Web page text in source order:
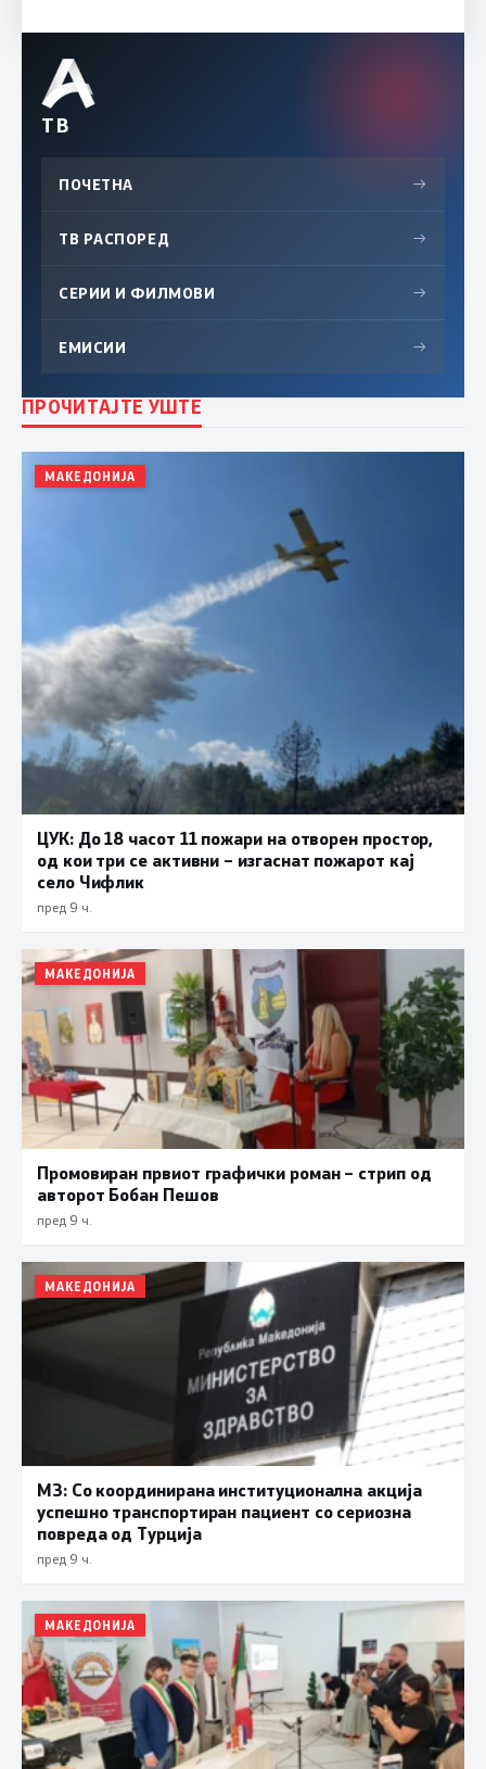
ТВ
ПОЧЕТНА →
ТВ РАСПОРЕД →
СЕРИИ И ФИЛМОВИ →
ЕМИСИИ →
ПРОЧИТАЈТЕ УШТЕ
МАКЕДОНИЈА
ЦУК: До 18 часот 11 пожари на отворен простор,
од кои три се активни – изгаснат пожарот кај
село Чифлик
пред 9 ч.
МАКЕДОНИЈА
Промовиран првиот графички роман – стрип од
авторот Бобан Пешов
пред 9 ч.
МАКЕДОНИЈА
МЗ: Со координирана институционална акција
успешно транспортиран пациент со сериозна
повреда од Турција
пред 9 ч.
МАКЕДОНИЈА